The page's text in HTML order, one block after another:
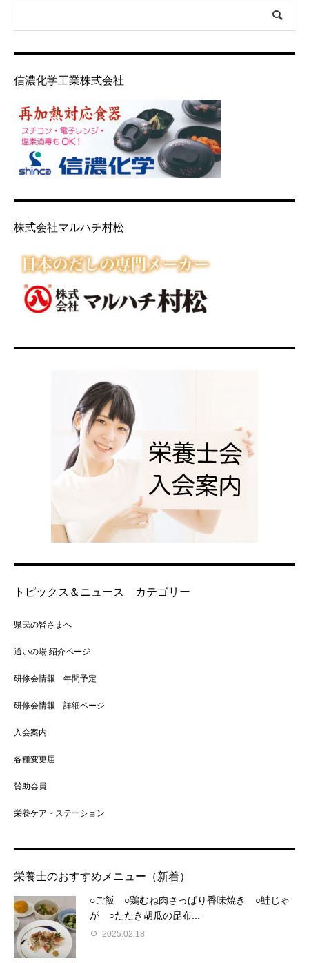
信濃化学工業株式会社
株式会社マルハチ村松
トピックス＆ニュース カテゴリー
県民の皆さまへ
通いの場 紹介ページ
研修会情報 年間予定
研修会情報 詳細ページ
入会案内
各種変更届
賛助会員
栄養ケア・ステーション
栄養士のおすすめメニュー（新着）
○ご飯 ○鶏むね肉さっぱり香味焼き ○鮭じゃ
が ○たたき胡瓜の昆布...
2025.02.18